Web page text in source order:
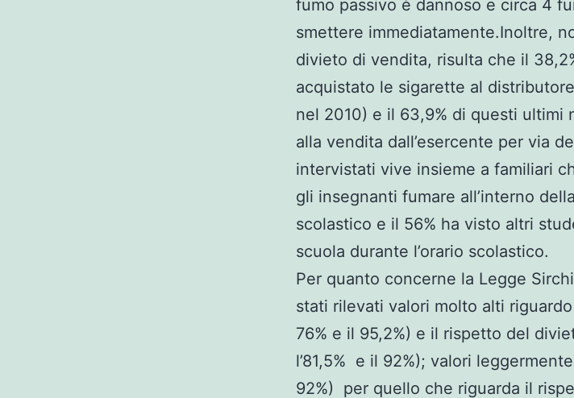
fumo passivo è dannoso e circa 4
smettere immediatamente.Inoltre,
divieto di vendita, risulta che il
acquistato le sigarette al
nel 2010) e il 63,9% di questi ultimi
alla vendita dall’esercente per via
intervistati vive insieme a familiari
gli insegnanti fumare all’interno
scolastico e il 56% ha visto altri
scuola durante l’orario scolastico.
Per quanto concerne la Legge
stati rilevati valori molto alti
76% e il 95,2%) e il rispetto del
l’81,5% e il 92%); valori
92%) per quello che riguarda il